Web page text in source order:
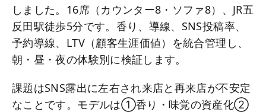
しました。16席（カウンター8・ソファ8）、JR五
反田駅徒歩5分です。香り、導線、SNS投稿率、
予約導線、LTV（顧客生涯価値）を統合管理し、
朝・昼・夜の体験別に検証します。
課題はSNS露出に左右され来店と再来店が不安定
なことです。モデルは①香り・味覚の資産化②